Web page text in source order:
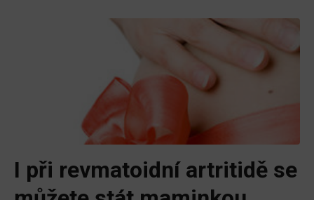
I při revmatoidní artritidě se